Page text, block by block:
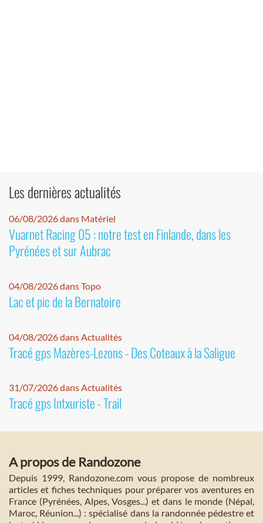
Les dernières actualités
06/08/2026 dans Matériel
Vuarnet Racing 05 : notre test en Finlande, dans les
Pyrénées et sur Aubrac
04/08/2026 dans Topo
Lac et pic de la Bernatoire
04/08/2026 dans Actualités
Tracé gps Mazères-Lezons - Des Coteaux à la Saligue
31/07/2026 dans Actualités
Tracé gps Intxuriste - Trail
A propos de Randozone
Depuis 1999, Randozone.com vous propose de nombreux
articles et fiches techniques pour préparer vos aventures en
France (Pyrénées, Alpes, Vosges...) et dans le monde (Népal,
Maroc, Réunion...) : spécialisé dans la randonnée pédestre et